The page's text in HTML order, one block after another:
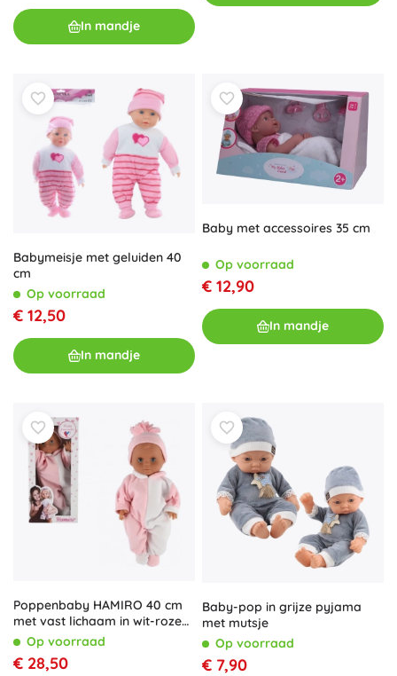
In mandje
Babymeisje met geluiden 40
cm
Op voorraad
€ 12,50
In mandje
Baby met accessoires 35 cm
Op voorraad
€ 12,90
In mandje
Poppenbaby HAMIRO 40 cm
met vast lichaam in wit-roze
onesie en roze mutsje
Op voorraad
€ 28,50
Baby-pop in grijze pyjama
met mutsje
Op voorraad
€ 7,90